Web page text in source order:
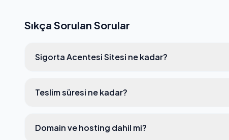
Sıkça Sorulan Sorular
Sigorta Acentesi Sitesi ne kadar?
Teslim süresi ne kadar?
Domain ve hosting dahil mi?